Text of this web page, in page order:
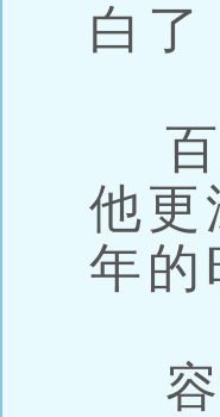
白了
百
他更
年的
容